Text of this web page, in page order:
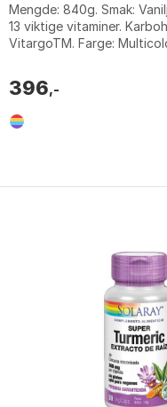
Mengde: 840g. Smak:
13 viktige vitaminer.
VitargoTM. Farge:
396,-